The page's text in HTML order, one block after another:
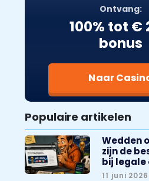
Ontvang:
100% tot €
bonus
Naar
Populaire artikelen
Wedden
zijn de
bij legale
11 juni 2026